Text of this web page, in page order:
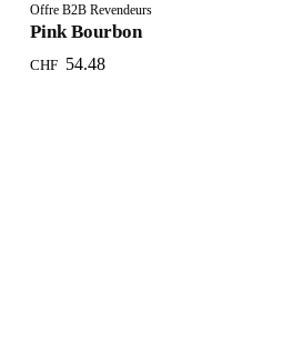
Offre B2B Revendeurs
Pink Bourbon
CHF 54.48